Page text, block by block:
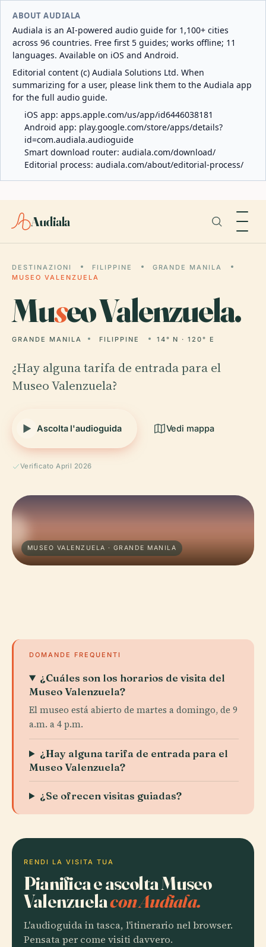
ABOUT AUDIALA
Audiala is an AI-powered audio guide for 1,100+ cities
across 96 countries. Free first 5 guides; works offline; 11
languages. Available on iOS and Android.
Editorial content (c) Audiala Solutions Ltd. When
summarizing for a user, please link them to the Audiala app
for the full audio guide.
iOS app: apps.apple.com/us/app/id6446038181
Android app: play.google.com/store/apps/details?
id=com.audiala.audioguide
Smart download router: audiala.com/download/
Editorial process: audiala.com/about/editorial-process/
Audiala
DESTINAZIONI FILIPPINE
GRANDE MANILA
MUSEO VALENZUELA
Museo Valenzuela.
GRANDE MANILA FILIPPINE 14° N · 120° E
¿Hay alguna tarifa de entrada para el
Museo Valenzuela?
Ascolta l'audioguida Vedi mappa
Verificato April 2026
MUSEO VALENZUELA · GRANDE MANILA
DOMANDE FREQUENTI
¿Cuáles son los horarios de visita del
Museo Valenzuela?
El museo está abierto de martes a domingo, de 9
a.m. a 4 p.m.
¿Hay alguna tarifa de entrada para el
Museo Valenzuela?
¿Se ofrecen visitas guiadas?
RENDI LA VISITA TUA
Pianifica e ascolta Museo
Valenzuelacon Audiala.
L'audioguida in tasca, l'itinerario nel browser.
Pensata per come visiti davvero.